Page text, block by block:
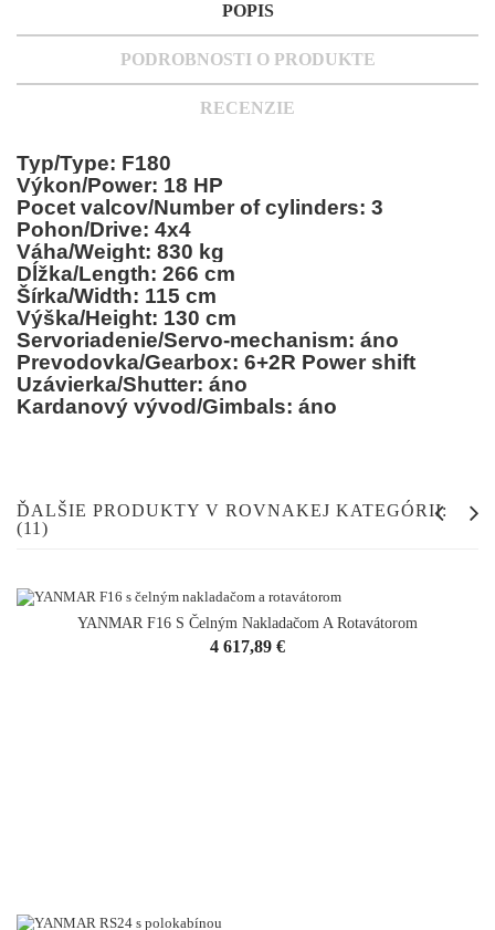
POPIS
PODROBNOSTI O PRODUKTE
RECENZIE
Typ/Type: F180
Výkon/Power: 18 HP
Pocet valcov/Number of cylinders: 3
Pohon/Drive: 4x4
Váha/Weight: 830 kg
Dĺžka/Length: 266 cm
Šírka/Width: 115 cm
Výška/Height: 130 cm
Servoriadenie/Servo-mechanism: áno
Prevodovka/Gearbox: 6+2R Power shift
Uzávierka/Shutter: áno
Kardanový vývod/Gimbals: áno
ĎALŠIE PRODUKTY V ROVNAKEJ KATEGÓRII:
(11)
YANMAR F16 S Čelným Nakladačom A Rotavátorom
Cena
4 617,89 €